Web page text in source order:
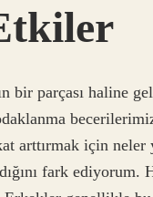
bir parçası haline
arttırmak için
fark